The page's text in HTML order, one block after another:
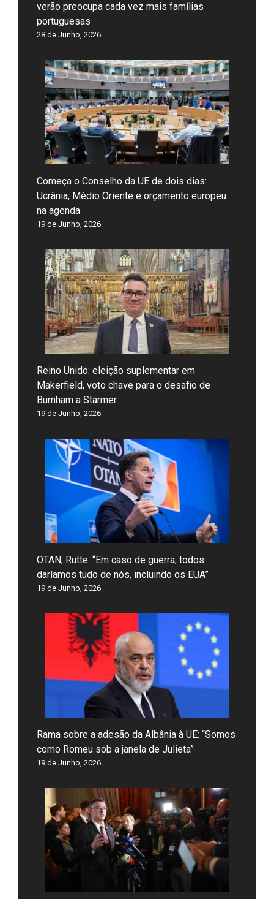
verão preocupa cada vez mais famílias
portuguesas
28 de Junho, 2026
Começa o Conselho da UE de dois dias:
Ucrânia, Médio Oriente e orçamento europeu
na agenda
19 de Junho, 2026
Reino Unido: eleição suplementar em
Makerfield, voto chave para o desafio de
Burnham a Starmer
19 de Junho, 2026
OTAN, Rutte: “Em caso de guerra, todos
daríamos tudo de nós, incluindo os EUA”
19 de Junho, 2026
Rama sobre a adesão da Albânia à UE: “Somos
como Romeu sob a janela de Julieta”
19 de Junho, 2026